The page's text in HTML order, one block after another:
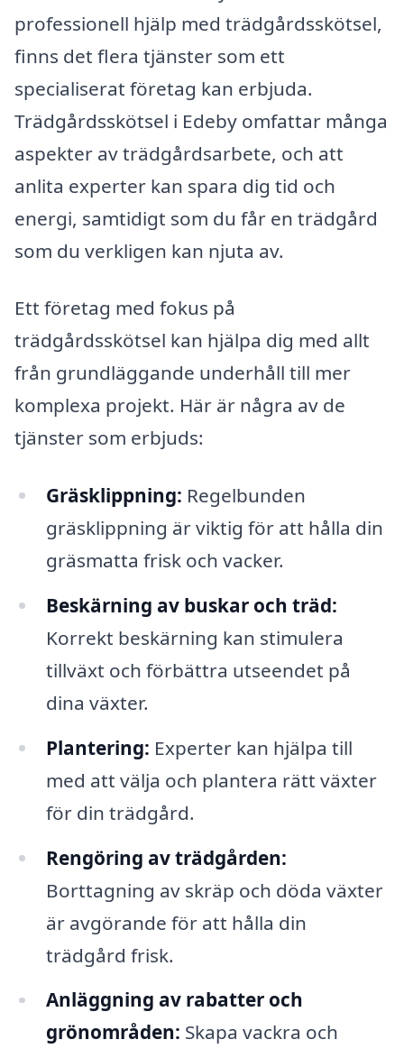
professionell hjälp med trädgårdsskötsel,
finns det flera tjänster som ett
specialiserat företag kan erbjuda.
Trädgårdsskötsel i Edeby omfattar många
aspekter av trädgårdsarbete, och att
anlita experter kan spara dig tid och
energi, samtidigt som du får en trädgård
som du verkligen kan njuta av.
Ett företag med fokus på
trädgårdsskötsel kan hjälpa dig med allt
från grundläggande underhåll till mer
komplexa projekt. Här är några av de
tjänster som erbjuds:
Gräsklippning: Regelbunden
gräsklippning är viktig för att hålla din
gräsmatta frisk och vacker.
Beskärning av buskar och träd:
Korrekt beskärning kan stimulera
tillväxt och förbättra utseendet på
dina växter.
Plantering: Experter kan hjälpa till
med att välja och plantera rätt växter
för din trädgård.
Rengöring av trädgården:
Borttagning av skräp och döda växter
är avgörande för att hålla din
trädgård frisk.
Anläggning av rabatter och
grönområden: Skapa vackra och